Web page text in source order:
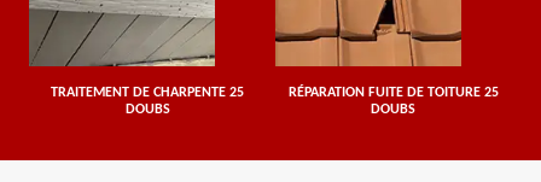
TRAITEMENT DE CHARPENTE 25
DOUBS
RÉPARATION FUITE DE TOITURE 25
DOUBS